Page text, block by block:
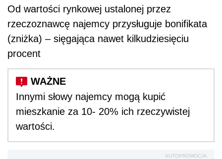
Od wartości rynkowej ustalonej przez
rzeczoznawcę najemcy przysługuje bonifikata
(zniżka) – sięgająca nawet kilkudziesięciu
procent
Innymi słowy najemcy mogą kupić
mieszkanie za 10- 20% ich rzeczywistej
wartości.
AUTOPROMOCJA